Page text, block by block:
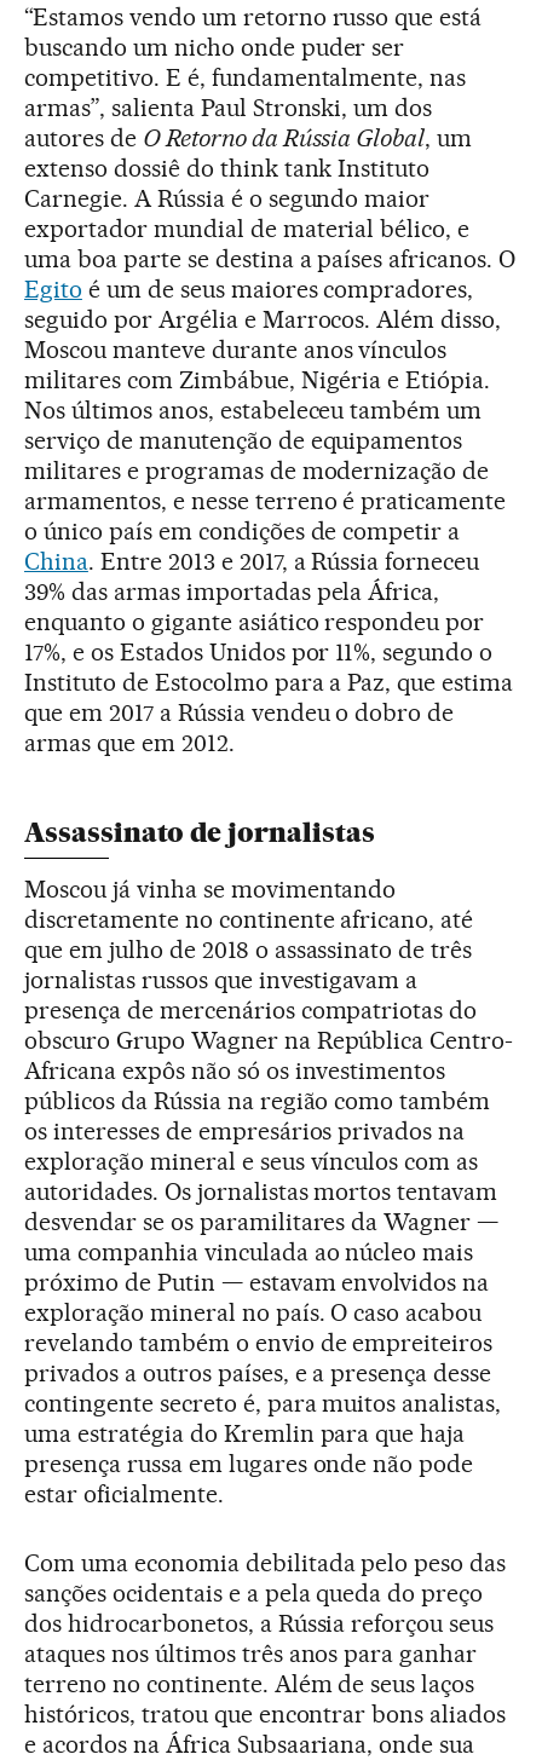
“Estamos vendo um retorno russo que está
buscando um nicho onde puder ser
competitivo. E é, fundamentalmente, nas
armas”, salienta Paul Stronski, um dos
autores de O Retorno da Rússia Global, um
extenso dossiê do think tank Instituto
Carnegie. A Rússia é o segundo maior
exportador mundial de material bélico, e
uma boa parte se destina a países africanos. O
Egito é um de seus maiores compradores,
seguido por Argélia e Marrocos. Além disso,
Moscou manteve durante anos vínculos
militares com Zimbábue, Nigéria e Etiópia.
Nos últimos anos, estabeleceu também um
serviço de manutenção de equipamentos
militares e programas de modernização de
armamentos, e nesse terreno é praticamente
o único país em condições de competir a
China. Entre 2013 e 2017, a Rússia forneceu
39% das armas importadas pela África,
enquanto o gigante asiático respondeu por
17%, e os Estados Unidos por 11%, segundo o
Instituto de Estocolmo para a Paz, que estima
que em 2017 a Rússia vendeu o dobro de
armas que em 2012.
Assassinato de jornalistas
Moscou já vinha se movimentando
discretamente no continente africano, até
que em julho de 2018 o assassinato de três
jornalistas russos que investigavam a
presença de mercenários compatriotas do
obscuro Grupo Wagner na República Centro-
Africana expôs não só os investimentos
públicos da Rússia na região como também
os interesses de empresários privados na
exploração mineral e seus vínculos com as
autoridades. Os jornalistas mortos tentavam
desvendar se os paramilitares da Wagner —
uma companhia vinculada ao núcleo mais
próximo de Putin — estavam envolvidos na
exploração mineral no país. O caso acabou
revelando também o envio de empreiteiros
privados a outros países, e a presença desse
contingente secreto é, para muitos analistas,
uma estratégia do Kremlin para que haja
presença russa em lugares onde não pode
estar oficialmente.
Com uma economia debilitada pelo peso das
sanções ocidentais e a pela queda do preço
dos hidrocarbonetos, a Rússia reforçou seus
ataques nos últimos três anos para ganhar
terreno no continente. Além de seus laços
históricos, tratou que encontrar bons aliados
e acordos na África Subsaariana, onde sua